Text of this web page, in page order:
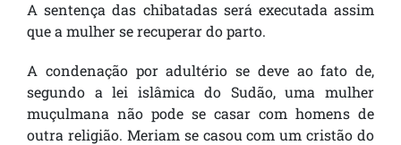
A sentença das chibatadas será executada assim
que a mulher se recuperar do parto.
A condenação por adultério se deve ao fato de,
segundo a lei islâmica do Sudão, uma mulher
muçulmana não pode se casar com homens de
outra religião. Meriam se casou com um cristão do